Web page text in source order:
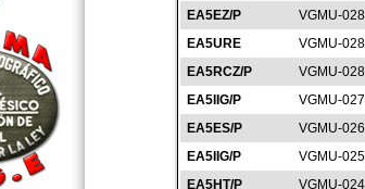
EA5EZ/P
VGMU-028
EA5URE
VGMU-028
EA5RCZ/P
VGMU-028
EA5IIG/P
VGMU-027
EA5ES/P
VGMU-026
EA5IIG/P
VGMU-025
EA5HT/P
VGMU-024